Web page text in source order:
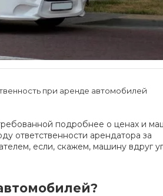
при аренде автомобилей
подробнее о ценах и
ответственности арендатора за
если, скажем, машину вдруг